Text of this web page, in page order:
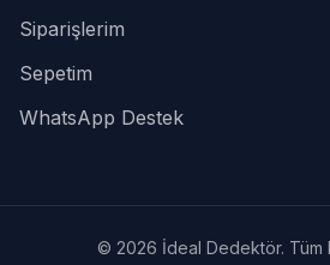
Siparişlerim
Sepetim
WhatsApp Destek
© 2026 İdeal Dedektör. Tüm